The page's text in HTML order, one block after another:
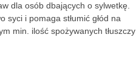
dla osób dbających o sylwetkę.
syci i pomaga stłumić głód na
min. ilość spożywanych tłuszczy